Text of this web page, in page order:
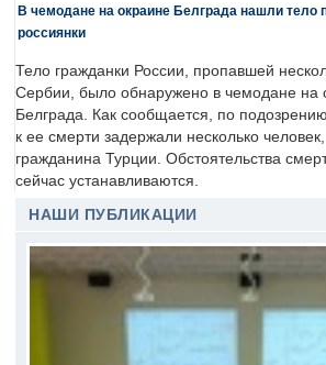
В чемодане на окраине Белграда нашли тело
россиянки
Тело гражданки России, пропавшей
Сербии, было обнаружено в чемодане на
Белграда. Как сообщается, по
к ее смерти задержали несколько
гражданина Турции. Обстоятельства
сейчас устанавливаются.
НАШИ ПУБЛИКАЦИИ